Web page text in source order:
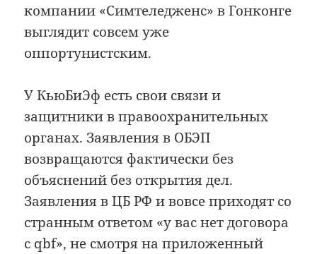
компании «Симтеледженс» в Гонконге
выглядит совсем уже
оппортунистским.
У КьюБиЭф есть свои связи и
защитники в правоохранительных
органах. Заявления в ОБЭП
возвращаются фактически без
объяснений без открытия дел.
Заявления в ЦБ РФ и вовсе приходят со
странным ответом «у вас нет договора
с qbf», не смотря на приложенный